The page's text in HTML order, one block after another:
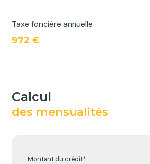
Taxe foncière annuelle
972 €
calcul
des mensualités
Montant du crédit*